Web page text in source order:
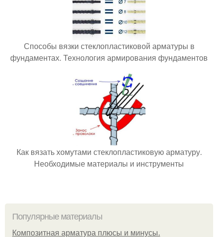
Способы вязки стеклопластиковой арматуры в
фундаментах. Технология армирования фундаментов
Как вязать хомутами стеклопластиковую арматуру.
Необходимые материалы и инструменты
Популярные материалы
Композитная арматура плюсы и минусы.